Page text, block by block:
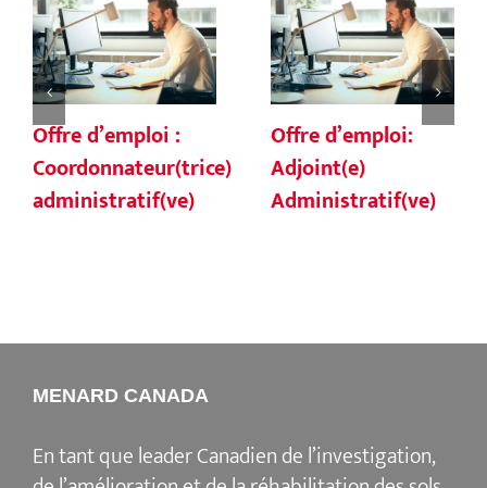
Offre d’emploi :
Coordonnateur(trice)
administratif(ve)
Offre d’emploi:
Adjoint(e)
Administratif(ve)
MENARD CANADA
En tant que leader Canadien de l’investigation,